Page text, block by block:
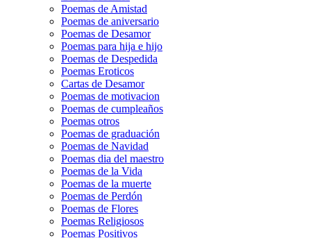
Poemas de Amistad
Poemas de aniversario
Poemas de Desamor
Poemas para hija e hijo
Poemas de Despedida
Poemas Eroticos
Cartas de Desamor
Poemas de motivacion
Poemas de cumpleaños
Poemas otros
Poemas de graduación
Poemas de Navidad
Poemas dia del maestro
Poemas de la Vida
Poemas de la muerte
Poemas de Perdón
Poemas de Flores
Poemas Religiosos
Poemas Positivos